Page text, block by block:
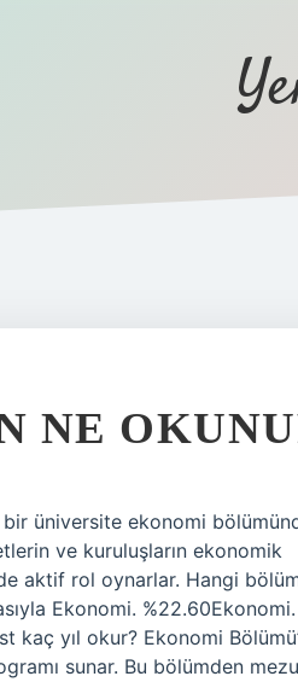
NE
üniversite ekonomi
ve kuruluşların ekonomik
aktif rol oynarlar. Hangi
Ekonomi. %22.60Ekonomi.
kaç yıl okur? Ekonomi
sunar. Bu bölümden